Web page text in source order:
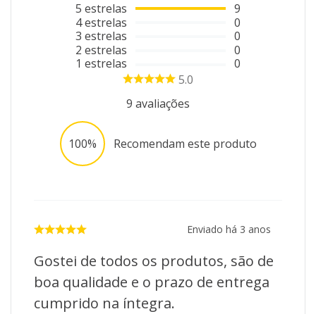
5 estrelas
4estrelas
3 estrelas
2 estrelas
1 estrelas
9
0
0
0
0
5.0
9 avaliações
100% Recomendam este produto
Enviado há 3 anos
Gostei de todos os produtos, são de
boa qualidade e o prazo de entrega
cumprido na íntegra.